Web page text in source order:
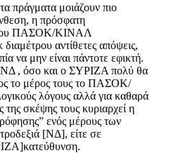
τα πράγματα μοιάζουν πιο
η πρόσφατη
του ΠΑΣΟΚ/ΚΙΝΑΛ
διαμέτρου αντίθετες απόψεις,
να μην είναι πάντοτε εφικτή.
, όσο και ο ΣΥΡΙΖΑ πολύ θα
το μέρος τους το ΠΑΣΟΚ/
λόγους αλλά για καθαρά
της σκέψης τους κυριαρχεί η
ενός μέρους των
[ΝΔ], είτε σε